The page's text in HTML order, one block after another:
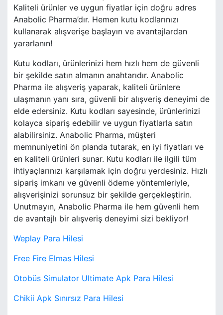
Kaliteli ürünler ve uygun fiyatlar için doğru adres
Anabolic Pharma’dır. Hemen kutu kodlarınızı
kullanarak alışverişe başlayın ve avantajlardan
yararlanın!
Kutu kodları, ürünlerinizi hem hızlı hem de güvenli
bir şekilde satın almanın anahtarıdır. Anabolic
Pharma ile alışveriş yaparak, kaliteli ürünlere
ulaşmanın yanı sıra, güvenli bir alışveriş deneyimi de
elde edersiniz. Kutu kodları sayesinde, ürünlerinizi
kolayca sipariş edebilir ve uygun fiyatlarla satın
alabilirsiniz. Anabolic Pharma, müşteri
memnuniyetini ön planda tutarak, en iyi fiyatları ve
en kaliteli ürünleri sunar. Kutu kodları ile ilgili tüm
ihtiyaçlarınızı karşılamak için doğru yerdesiniz. Hızlı
sipariş imkanı ve güvenli ödeme yöntemleriyle,
alışverişinizi sorunsuz bir şekilde gerçekleştirin.
Unutmayın, Anabolic Pharma ile hem güvenli hem
de avantajlı bir alışveriş deneyimi sizi bekliyor!
Weplay Para Hilesi
Free Fire Elmas Hilesi
Otobüs Simulator Ultimate Apk Para Hilesi
Chikii Apk Sınırsız Para Hilesi